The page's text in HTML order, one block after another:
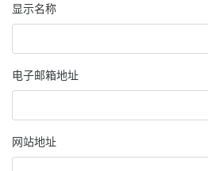
显示名称
电子邮箱地址
网站地址